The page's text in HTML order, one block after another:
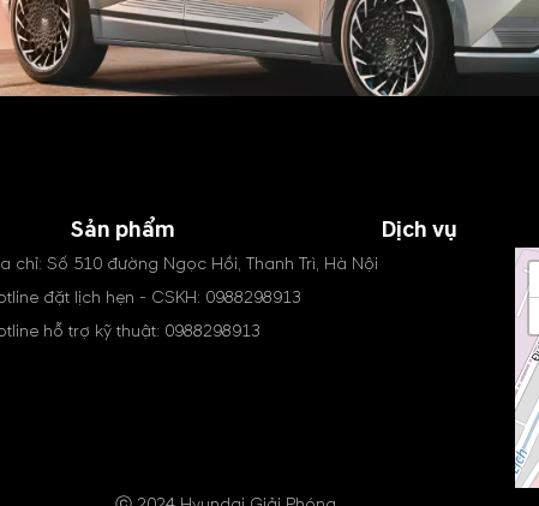
Sản phẩm Dịch vụ
chỉ: Số 510 đường Ngọc Hồi, Thanh Trì, Hà Nội
đặt lịch hẹn - CSKH: 0988298913
hỗ trợ kỹ thuật: 0988298913